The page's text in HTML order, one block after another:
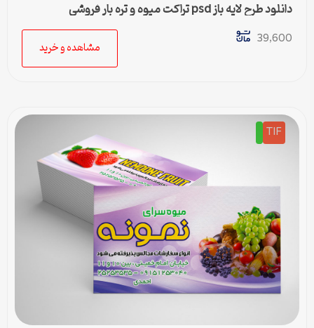
دانلود طرح لایه باز psd تراکت میوه و تره بار فروشی
39,600
مشاهده و خرید
TIF